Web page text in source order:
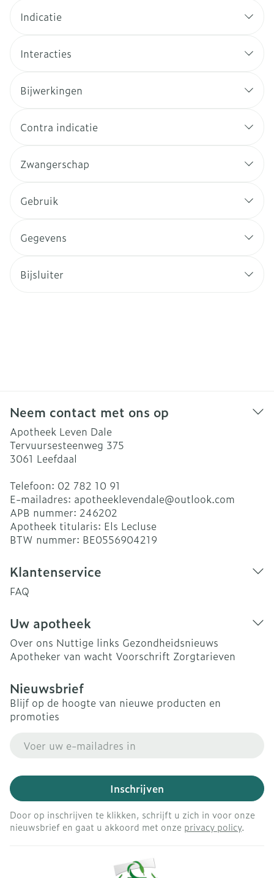
Indicatie
Interacties
Bijwerkingen
Contra indicatie
Zwangerschap
Gebruik
Gegevens
Bijsluiter
Neem contact met ons op
Apotheek Leven Dale
Tervuursesteenweg 375
3061 Leefdaal
Telefoon: 02 782 10 91
E-mailadres: apotheeklevendale@outlook.com
APB nummer: 246202
Apotheek titularis: Els Lecluse
BTW nummer: BE0556904219
Klantenservice
FAQ
Uw apotheek
Over ons Nuttige links Gezondheidsnieuws
Apotheker van wacht Voorschrift Zorgtarieven
Nieuwsbrief
Blijf op de hoogte van nieuwe producten en
promoties
Inschrijven
Door op inschrijven te klikken, schrijft u zich in voor onze
nieuwsbrief en gaat u akkoord met onze privacy policy.